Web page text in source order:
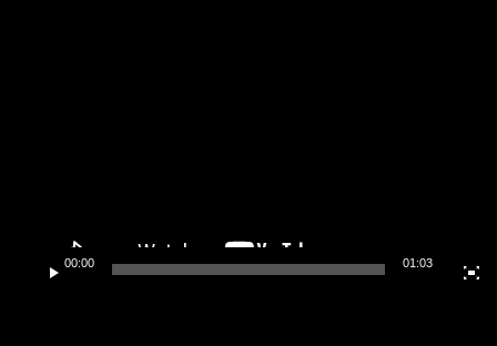
00:00 01:03